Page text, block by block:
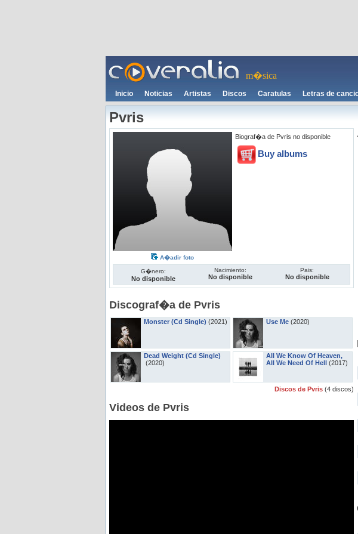
m�sica
Inicio Noticias Artistas Discos Caratulas Letras de
Pvris
A�adir foto
Biograf�a de Pvris no disponible
Buy albums
G�nero:
No disponible
Nacimiento:
No disponible
Pais:
No disponible
Discograf�a de Pvris
Monster (Cd Single) (2021)
Dead Weight (Cd Single)
(2020)
Use Me (2020)
All We Know Of Heaven,
All We Need Of Hell (2017)
Discos de Pvris (4 discos)
Videos de Pvris